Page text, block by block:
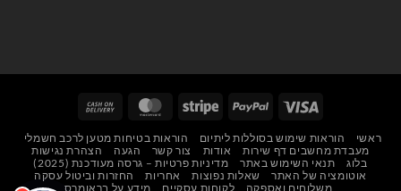
Visa
PayPal
Stripe
MasterCard
Delivery
ראשי הוראות שימוש בסוללות ליתיום
הוראות בטיחות מטען לרכב חשמלי
מעבדת מחשבים דף שירות
אודות צור קשר הגעה
הצהרת נגישות
בלוג
תנאי השימוש באתר
מדיניות פרטיות – גרסה מעודכנת (2025)
אוטומציה של האתר
שאלות נפוצות אחריות
החזרות וביטול עסקה
משלוחים ואספקה
לקוחות עסקיים מידע על בראומרס